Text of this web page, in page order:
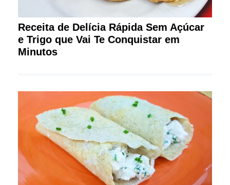
Receita de Delícia Rápida Sem Açúcar
e Trigo que Vai Te Conquistar em
Minutos